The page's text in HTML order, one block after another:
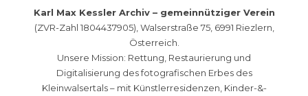
Karl Max Kessler Archiv – gemeinnütziger Verein
(ZVR-Zahl 1804437905), Walserstraße 75, 6991 Riezlern,
Österreich.
Unsere Mission: Rettung, Restaurierung und
Digitalisierung des fotografischen Erbes des
Kleinwalsertals – mit Künstlerresidenzen, Kinder-&-